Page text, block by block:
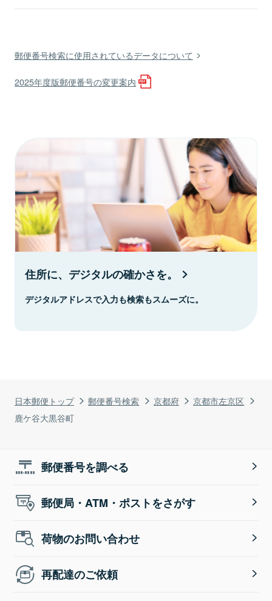
日本郵便トップ 郵便番号検索 京都府
京都市左京区
鹿ケ谷大黒谷町
郵便番号検索に使用されているデータについて
2025年度版郵便番号の変更案内
住所に、デジタルの確かさを。
デジタルアドレスで入力も検索もスムーズに。
郵便番号を調べる
郵便局・ATM・ポストをさがす
荷物のお問い合わせ
再配達のご依頼